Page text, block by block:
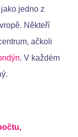
jedno z
Někteří
ačkoli
. V každém